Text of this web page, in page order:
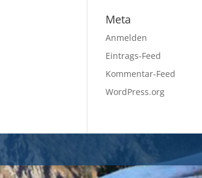
Meta
Anmelden
Eintrags-Feed
Kommentar-Feed
WordPress.org